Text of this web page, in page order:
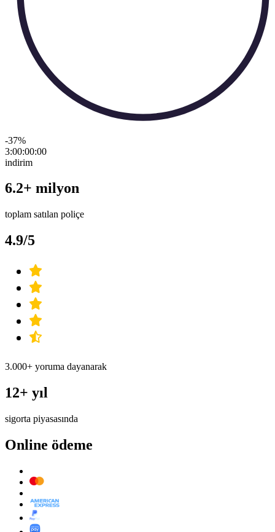
-37%
3:00:00:00
indirim
6.2+ milyon
toplam satılan poliçe
4.9/5
3.000+ yoruma dayanarak
12+ yıl
sigorta piyasasında
Online ödeme